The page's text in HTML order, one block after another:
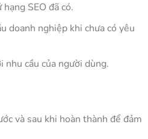
SEO đã có.
doanh nghiệp khi chưa có yêu
cầu của người dùng.
và sau khi hoàn thành để đảm